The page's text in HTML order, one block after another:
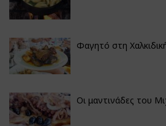
Φαγητό στη
Οι μαντινάδες του